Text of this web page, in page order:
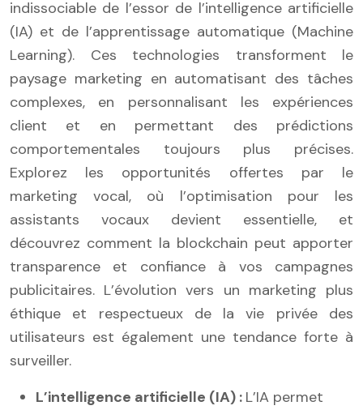
indissociable de l’essor de l’intelligence artificielle
(IA) et de l’apprentissage automatique (Machine
Learning). Ces technologies transforment le
paysage marketing en automatisant des tâches
complexes, en personnalisant les expériences
client et en permettant des prédictions
comportementales toujours plus précises.
Explorez les opportunités offertes par le
marketing vocal, où l’optimisation pour les
assistants vocaux devient essentielle, et
découvrez comment la blockchain peut apporter
transparence et confiance à vos campagnes
publicitaires. L’évolution vers un marketing plus
éthique et respectueux de la vie privée des
utilisateurs est également une tendance forte à
surveiller.
L’intelligence artificielle (IA) : L’IA permet